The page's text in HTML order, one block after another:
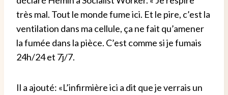
très mal. Tout le monde fume ici. Et le pire, c’est la
ventilation dans ma cellule, ça ne fait qu’amener
la fumée dans la pièce. C’est comme si je fumais
24h/24 et 7j/7.
Il a ajouté: «L’infirmière ici a dit que je verrais un